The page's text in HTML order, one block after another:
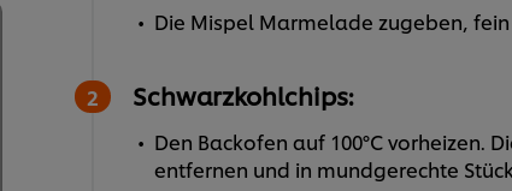
Die Mispel Marmelade zugeben,
Schwarzkohlchips:
Den Backofen auf 100°C vorheizen.
entfernen und in mundgerechte